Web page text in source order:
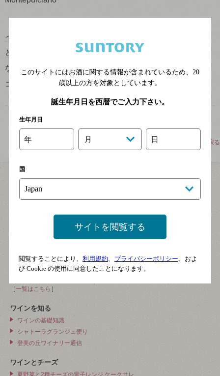
イタリア
どう
品種。単体でワインになる場合も、
なる場合もある。濃い色調と熟した果実味を持ちながら、
コストパフォーマンスの高いワインを産出する。
このページの先頭へ戻る
ブランドサイト
日本ワイン
コロネーションチキン
ワインスクエア流、ワインに良く合う青柳のヌタ
［一覧はこちら ］
ワインを知る
ワインの基礎知識
シャトーラグランジュ便り
登美の丘ワイナリー通信
ワインとチーズ
夏野菜と2種チーズの電子レンジ ケークサレ
このサイトにはお酒に関する情報が含まれているため、 20
歳以上の方を対象としています。
誕生年月日を西暦でご入力下さい。
生年月日
年 月 日
国
サイトを閲覧する
閲覧することにより、 利用規約 プライバシーポリシー 、およ
び Cookie の使用に同意したことになります。